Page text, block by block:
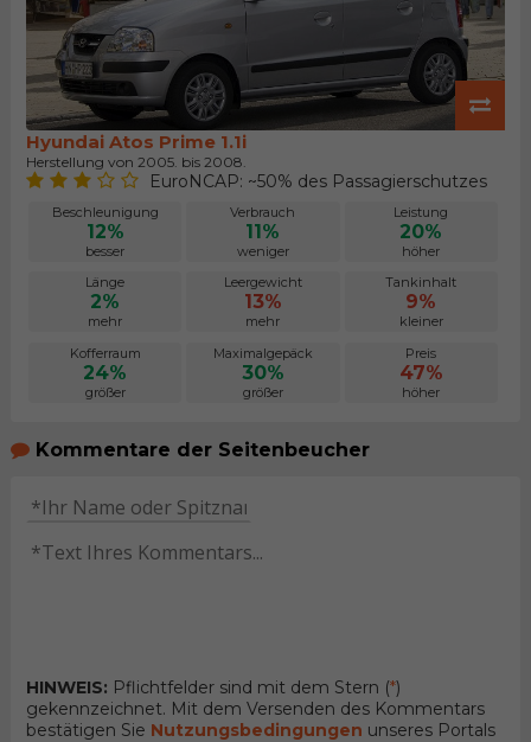
Hyundai Atos Prime 1.1i
Herstellung von 2005. bis 2008.
EuroNCAP: ~50% des Passagierschutzes
Beschleunigung
12%
besser
Verbrauch
11%
weniger
Leistung
20%
höher
Länge
2%
mehr
Leergewicht
13%
mehr
Tankinhalt
9%
kleiner
Kofferraum
24%
größer
Maximalgepäck
30%
größer
Preis
47%
höher
Kommentare der Seitenbeucher
HINWEIS: Pflichtfelder sind mit dem Stern (*)
gekennzeichnet. Mit dem Versenden des Kommentars
bestätigen Sie Nutzungsbedingungen unseres Portals